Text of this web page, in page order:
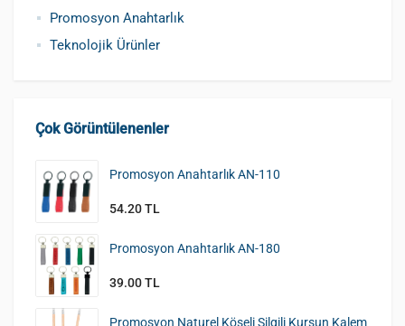
Promosyon Anahtarlık
Teknolojik Ürünler
Çok Görüntülenenler
Promosyon Anahtarlık AN-110
54.20 TL
Promosyon Anahtarlık AN-180
39.00 TL
Promosyon Naturel Köşeli Silgili Kurşun Kalem